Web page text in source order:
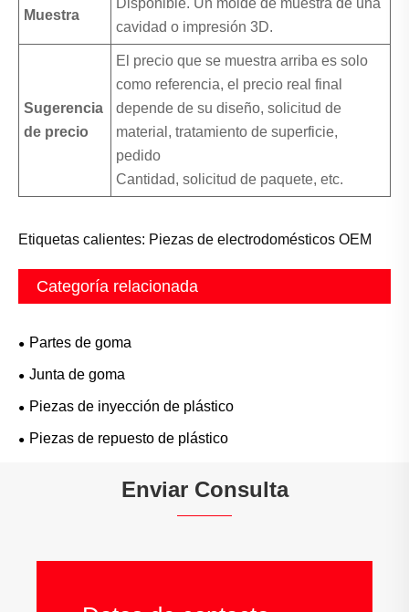
Muestra
Disponible. Un molde de muestra de una
cavidad o impresión 3D.
Sugerencia
de precio
El precio que se muestra arriba es solo
como referencia, el precio real final
depende de su diseño, solicitud de
material, tratamiento de superficie,
pedido
Cantidad, solicitud de paquete, etc.
Etiquetas calientes: Piezas de electrodomésticos OEM
Categoría relacionada
Partes de goma
Junta de goma
Piezas de inyección de plástico
Piezas de repuesto de plástico
Enviar Consulta